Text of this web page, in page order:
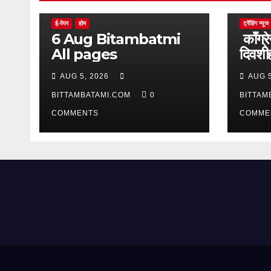
ई-पेपर होम
6 Aug Bitambatmi
All pages
AUG 5, 2026
BITTAMBATAMI.COM 0
COMMENTS
ट्रेंडिंग न्यूज
AUG